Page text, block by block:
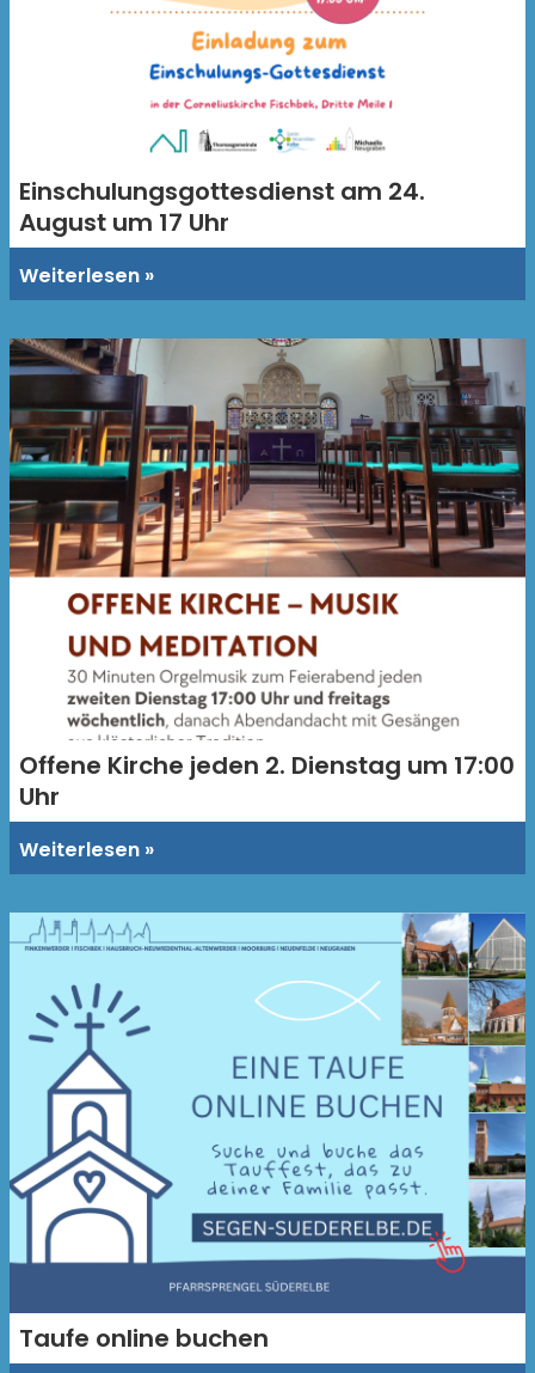
Einschulungsgottesdienst am 24.
August um 17 Uhr
Weiterlesen
Offene Kirche jeden 2. Dienstag um 17:00
Uhr
Weiterlesen
Taufe online buchen